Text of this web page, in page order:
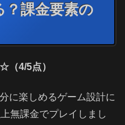
課金要素の
4/5点）
に楽しめるゲーム設計に
無課金でプレイしまし